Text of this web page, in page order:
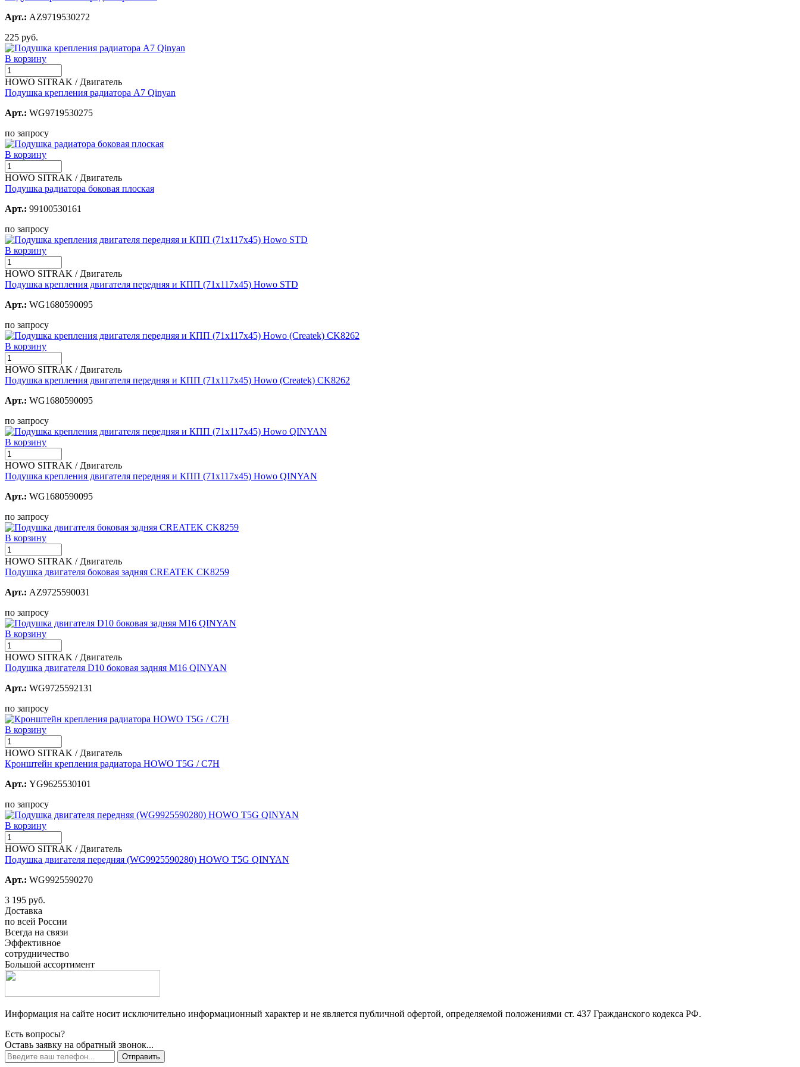
Арт.: AZ9719530272
225 руб.
В корзину
HOWO SITRAK / Двигатель
Подушка крепления радиатора А7 Qinyan
Арт.: WG9719530275
по запросу
В корзину
HOWO SITRAK / Двигатель
Подушка радиатора боковая плоская
Арт.: 99100530161
по запросу
В корзину
HOWO SITRAK / Двигатель
Подушка крепления двигателя передняя и КПП (71х117х45) Howo STD
Арт.: WG1680590095
по запросу
В корзину
HOWO SITRAK / Двигатель
Подушка крепления двигателя передняя и КПП (71х117х45) Howo (Createk) CK8262
Арт.: WG1680590095
по запросу
В корзину
HOWO SITRAK / Двигатель
Подушка крепления двигателя передняя и КПП (71х117х45) Howo QINYAN
Арт.: WG1680590095
по запросу
В корзину
HOWO SITRAK / Двигатель
Подушка двигателя боковая задняя CREATEK CK8259
Арт.: AZ9725590031
по запросу
В корзину
HOWO SITRAK / Двигатель
Подушка двигателя D10 боковая задняя М16 QINYAN
Арт.: WG9725592131
по запросу
В корзину
HOWO SITRAK / Двигатель
Кронштейн крепления радиатора HOWO T5G / C7H
Арт.: YG9625530101
по запросу
В корзину
HOWO SITRAK / Двигатель
Подушка двигателя передняя (WG9925590280) HOWO T5G QINYAN
Арт.: WG9925590270
3 195 руб.
Доставка
по всей России
Всегда на связи
Эффективное
сотрудничество
Большой ассортимент
Информация на сайте носит исключительно информационный характер и не является публичной офертой, определяемой положениями ст. 437 Гражданского кодекса РФ.
Есть вопросы?
Оставь заявку на обратный звонок...
Отправить